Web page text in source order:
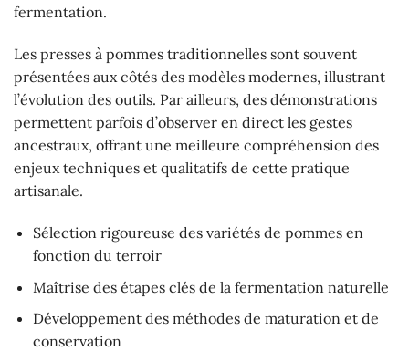
fermentation.
Les presses à pommes traditionnelles sont souvent
présentées aux côtés des modèles modernes, illustrant
l’évolution des outils. Par ailleurs, des démonstrations
permettent parfois d’observer en direct les gestes
ancestraux, offrant une meilleure compréhension des
enjeux techniques et qualitatifs de cette pratique
artisanale.
Sélection rigoureuse des variétés de pommes en
fonction du terroir
Maîtrise des étapes clés de la fermentation naturelle
Développement des méthodes de maturation et de
conservation